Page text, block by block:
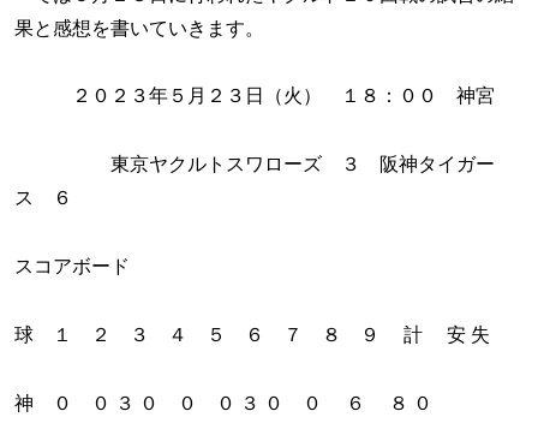
果と感想を書いていきます。
２０２３年５月２３日（火） １８：００ 神宮
東京ヤクルトスワローズ ３ 阪神タイガー
ス ６
スコアボード
球 １ ２ ３ ４ ５ ６ ７ ８ ９ 計 安 失
神 ０ ０ ３ ０ ０ ０ ３ ０ ０ ６ ８ ０